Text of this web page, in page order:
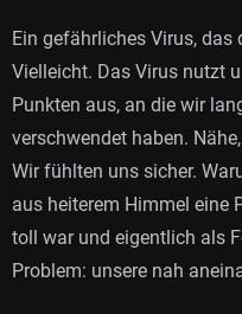
Ein gefährliches Virus, das
Vielleicht. Das Virus nutzt
Punkten aus, an die wir
verschwendet haben.
Wir fühlten uns sicher.
aus heiterem Himmel eine
toll war und eigentlich als
Problem: unsere nah